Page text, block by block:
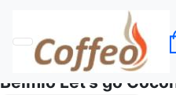
Кава в капсулах
Belmio Let's go